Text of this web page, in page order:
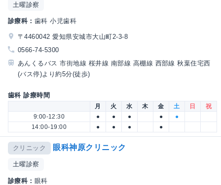
土曜診察
診療科： 歯科 小児歯科
〒4460042 愛知県安城市大山町2-3-8
0566-74-5300
あんくるバス 市街地線 桜井線 南部線 高棚線 西部線 秋葉住宅西
(バス停)より約5分(徒歩)
歯科 診療時間
月 火 水 木 金 土 日
祝
9:00-12:30
● ● ● ●
●
14:00-19:00
● ● ● ●
クリニック 眼科神原クリニック
土曜診察
診療科： 眼科